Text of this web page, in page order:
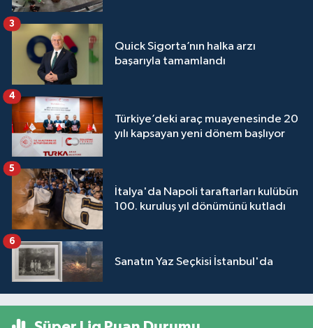
Quick Sigorta’nın halka arzı
başarıyla tamamlandı
3
Türkiye’deki araç muayenesinde 20
yılı kapsayan yeni dönem başlıyor
4
İtalya'da Napoli taraftarları kulübün
100. kuruluş yıl dönümünü kutladı
5
Sanatın Yaz Seçkisi İstanbul'da
6